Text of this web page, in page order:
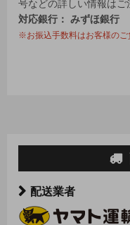
号などの詳しい情報はご
対応銀行： みずほ銀行
※お振込手数料はお客様のご
配送業者